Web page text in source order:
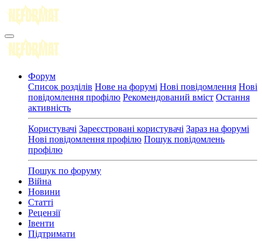
Форум
Список розділів Нове на форумі Нові повідомлення Нові
повідомлення профілю Рекомендований вміст Остання
активність
Користувачі Зареєстровані користувачі Зараз на форумі
Нові повідомлення профілю Пошук повідомлень
профілю
Пошук по форуму
Війна
Новини
Статті
Рецензії
Івенти
Підтримати